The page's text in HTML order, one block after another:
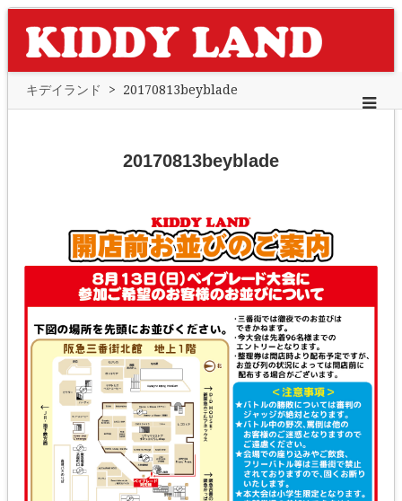
キデイランド > 20170813beyblade
20170813beyblade